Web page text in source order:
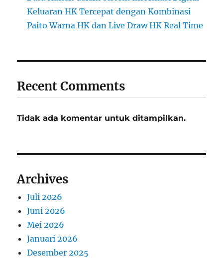
Keluaran HK Tercepat dengan Kombinasi
Paito Warna HK dan Live Draw HK Real Time
Recent Comments
Tidak ada komentar untuk ditampilkan.
Archives
Juli 2026
Juni 2026
Mei 2026
Januari 2026
Desember 2025